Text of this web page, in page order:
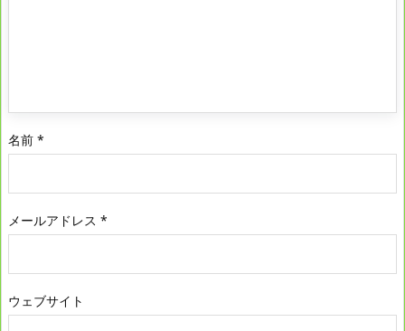
名前 *
メールアドレス *
ウェブサイト